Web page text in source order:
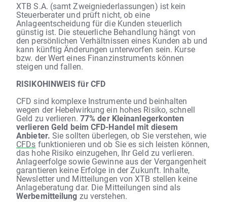
XTB S.A. (samt Zweigniederlassungen) ist kein
Steuerberater und prüft nicht, ob eine
Anlageentscheidung für die Kunden steuerlich
günstig ist. Die steuerliche Behandlung hängt von
den persönlichen Verhältnissen eines Kunden ab und
kann künftig Änderungen unterworfen sein. Kurse
bzw. der Wert eines Finanzinstruments können
steigen und fallen.
RISIKOHINWEIS für CFD
CFD sind komplexe Instrumente und beinhalten
wegen der Hebelwirkung ein hohes Risiko, schnell
Geld zu verlieren. 77% der Kleinanlegerkonten
verlieren Geld beim CFD-Handel mit diesem
Anbieter. Sie sollten überlegen, ob Sie verstehen, wie
CFDs funktionieren und ob Sie es sich leisten können,
das hohe Risiko einzugehen, Ihr Geld zu verlieren.
Anlageerfolge sowie Gewinne aus der Vergangenheit
garantieren keine Erfolge in der Zukunft. Inhalte,
Newsletter und Mitteilungen von XTB stellen keine
Anlageberatung dar. Die Mitteilungen sind als
Werbemitteilung zu verstehen.